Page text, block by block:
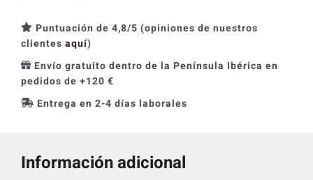
Puntuación de 4,8/5 (opiniones de nuestros
clientes aquí)
Envío gratuito dentro de la Península Ibérica en
pedidos de +120 €
Entrega en 2-4 días laborales
Información adicional